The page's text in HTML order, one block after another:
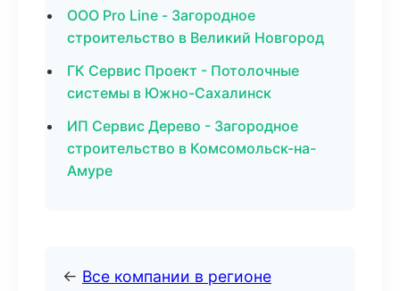
ООО Pro Line - Загородное
строительство в Великий Новгород
ГК Сервис Проект - Потолочные
системы в Южно-Сахалинск
ИП Сервис Дерево - Загородное
строительство в Комсомольск-на-
Амуре
← Все компании в регионе